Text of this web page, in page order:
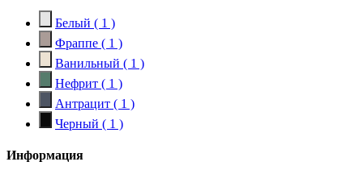
Белый ( 1 )
Фраппе ( 1 )
Ванильный ( 1 )
Нефрит ( 1 )
Антрацит ( 1 )
Черный ( 1 )
Информация